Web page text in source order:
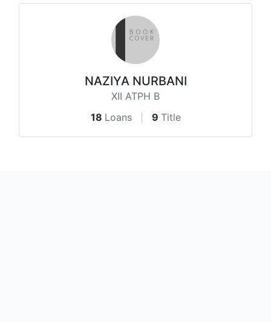
NAZIYA NURBANI
XII ATPH B
18 Loans 9 Title